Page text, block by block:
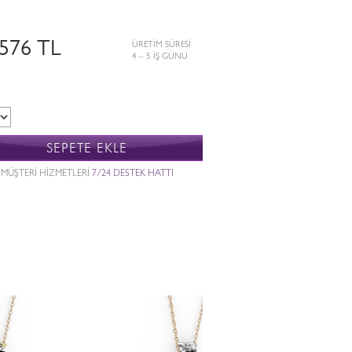
TL
ÜRETİM SÜRESİ
4 – 5 İŞ GÜNÜ
SEPETE EKLE
MÜŞTERİ HİZMETLERİ 7/24 DESTEK HATTI